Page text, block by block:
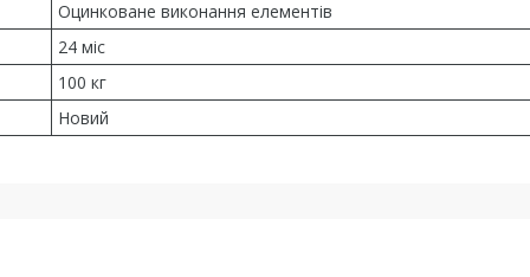
Оцинковане виконання елементів
24 міс
100 кг
Новий